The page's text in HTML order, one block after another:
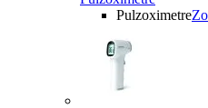
Pulzoximetre